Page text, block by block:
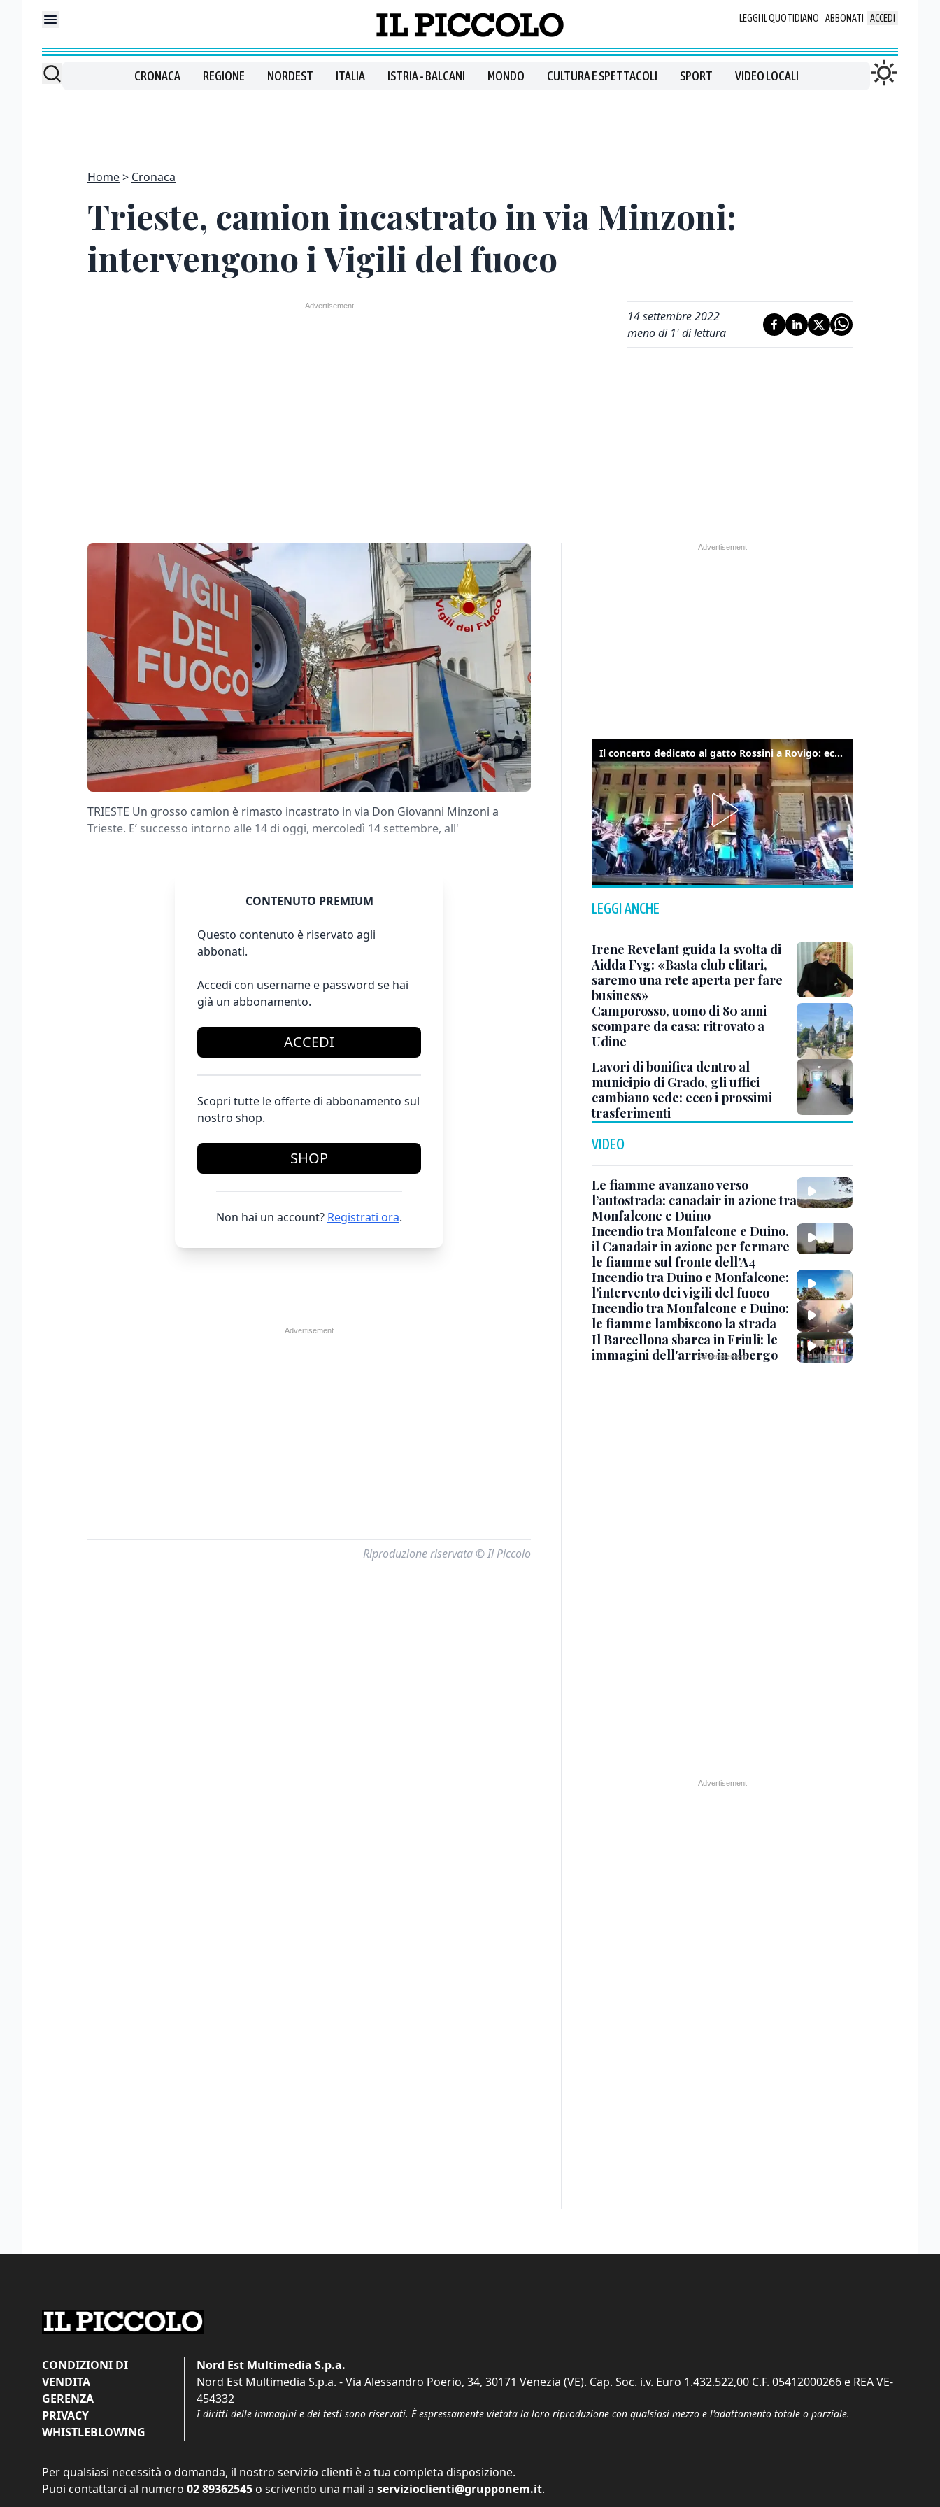
LEGGI IL QUOTIDIANO ABBONATI ACCEDI
CRONACA REGIONE NORDEST ITALIA ISTRIA - BALCANI MONDO CULTURA E SPETTACOLI SPORT VIDEO LOCALI
Home Cronaca
Trieste, camion incastrato in via Minzoni:
intervengono i Vigili del fuoco
14 settembre 2022
meno di 1' di lettura
TRIESTE Un grosso camion è rimasto incastrato in via Don Giovanni Minzoni a
Trieste. E’ successo intorno alle 14 di oggi, mercoledì 14 settembre, all'
CONTENUTO PREMIUM
Questo contenuto è riservato agli
abbonati.
Accedi con username e password se hai
già un abbonamento.
ACCEDI
Scopri tutte le offerte di abbonamento sul
nostro shop.
SHOP
Non hai un account? Registrati ora.
Riproduzione riservata © Il Piccolo
Il concerto dedicato al gatto Rossini a Rovigo: ecco un estratto
LEGGI ANCHE
Irene Revelant guida la svolta di
Aidda Fvg: «Basta club elitari,
saremo una rete aperta per fare
business»
Camporosso, uomo di 80 anni
scompare da casa: ritrovato a
Udine
Lavori di bonifica dentro al
municipio di Grado, gli uffici
cambiano sede: ecco i prossimi
trasferimenti
VIDEO
Le fiamme avanzano verso
l’autostrada: canadair in azione tra
Monfalcone e Duino
Incendio tra Monfalcone e Duino,
il Canadair in azione per fermare
le fiamme sul fronte dell’A4
Incendio tra Duino e Monfalcone:
l’intervento dei vigili del fuoco
Incendio tra Monfalcone e Duino:
le fiamme lambiscono la strada
Il Barcellona sbarca in Friuli: le
immagini dell'arrivo in albergo
CONDIZIONI DI
VENDITA
GERENZA
PRIVACY
WHISTLEBLOWING
Nord Est Multimedia S.p.a.
Nord Est Multimedia S.p.a. - Via Alessandro Poerio, 34, 30171 Venezia (VE). Cap. Soc. i.v. Euro 1.432.522,00 C.F. 05412000266 e REA VE-
454332
I diritti delle immagini e dei testi sono riservati. È espressamente vietata la loro riproduzione con qualsiasi mezzo e l'adattamento totale o parziale.
Per qualsiasi necessità o domanda, il nostro servizio clienti è a tua completa disposizione.
Puoi contattarci al numero 02 89362545 o scrivendo una mail a servizioclienti@grupponem.it.